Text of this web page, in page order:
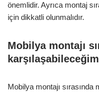
önemlidir. Ayrıca montaj
için dikkatli olunmalıdır.
Mobilya montajı
Mobilya montajı sırasında